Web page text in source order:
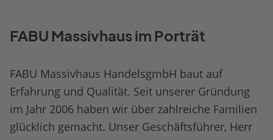
FABU Massivhaus im Porträt
FABU Massivhaus HandelsgmbH baut auf
Erfahrung und Qualität. Seit unserer Gründung
im Jahr 2006 haben wir über zahlreiche Familien
glücklich gemacht. Unser Geschäftsführer, Herr